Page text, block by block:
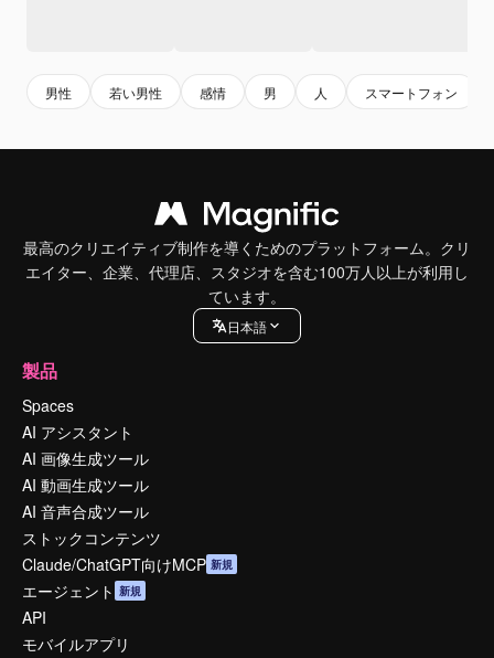
男性 若い男性 感情 男 人 スマートフォン
最高のクリエイティブ制作を導くためのプラットフォーム。クリ
エイター、企業、代理店、スタジオを含む100万人以上が利用し
ています。
日本語
製品
Spaces
AI アシスタント
AI 画像生成ツール
AI 動画生成ツール
AI 音声合成ツール
ストックコンテンツ
Claude/ChatGPT向けMCP 新規
エージェント 新規
API
モバイルアプリ